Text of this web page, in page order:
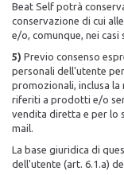
Beat Self potrà
conservazione di cui
e/o, comunque, nei
5) Previo consenso
personali dell'utente
promozionali, inclusa
riferiti a prodotti e/o
vendita diretta e per lo
mail.
La base giuridica di
dell'utente (art. 6.1.a)